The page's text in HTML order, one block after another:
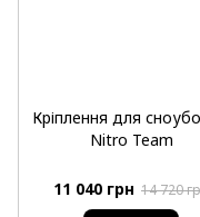
Кріплення для
Nitro Team
11 040 грн 14 720